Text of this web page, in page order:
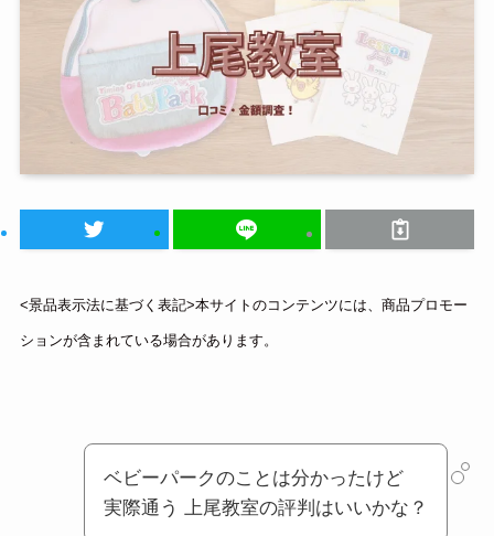
<景品表示法に基づく表記>本サイトのコンテンツには、商品プロモー
ションが含まれている場合があります。
ベビーパークのことは分かったけど
実際通う 上尾教室の評判はいいかな？